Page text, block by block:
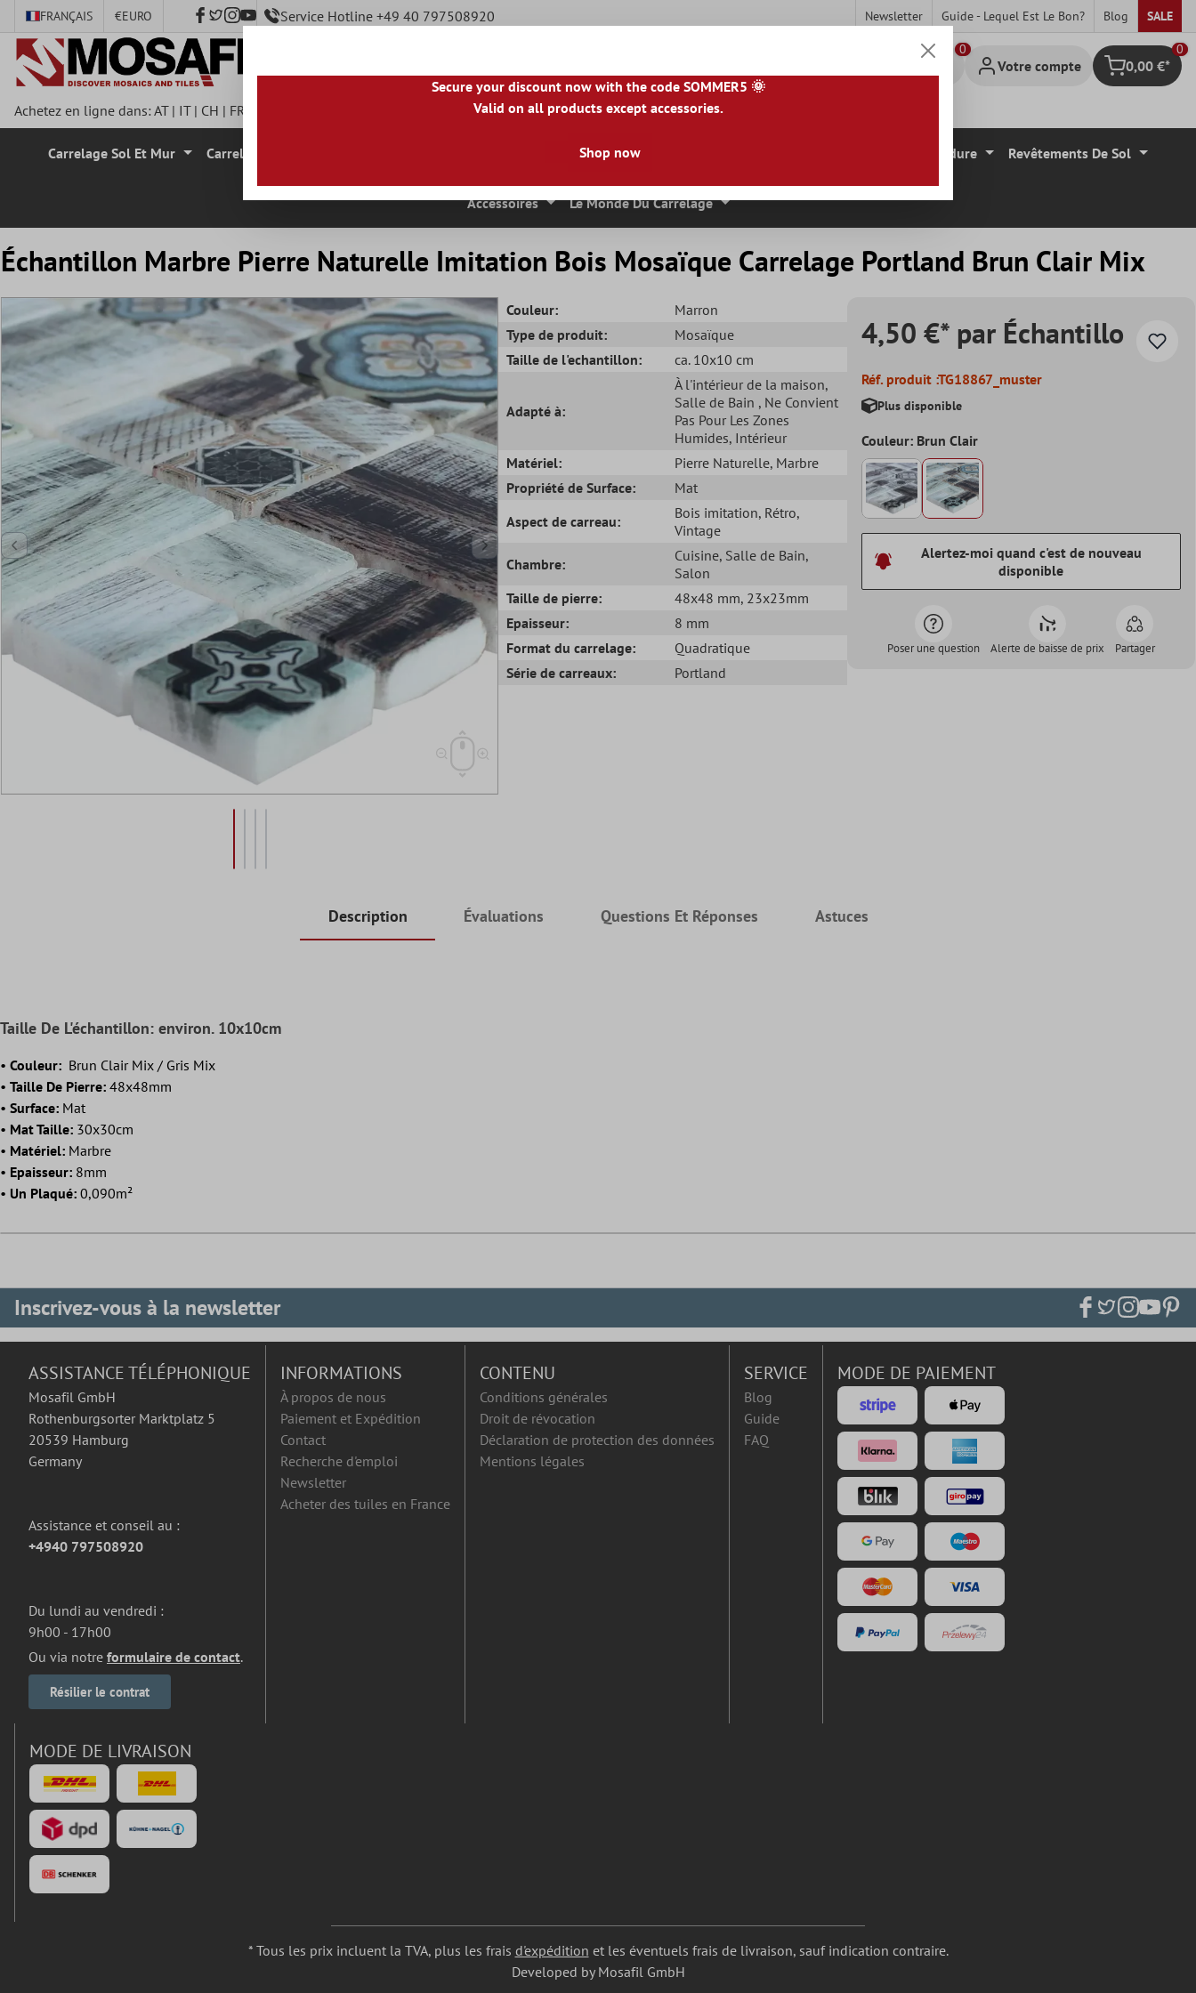
principal
FRANÇAIS €EURO Service Hotline +49 40 797508920 Newsletter Guide - Lequel Est Le Bon? Blog SALE
Votre compte Panier
0
0,00 €*
Achetez en ligne dans:AT| IT| CH | FR ES|PL|PT| FI|GR|RO|NO|HU|BG|HR
Carrelage Sol Et Mur Carrelage Mural Carreaux En Pierre Naturelle Carrelage Mural Bordure Revêtements De Sol
Accessoires Le Monde Du Carrelage
Échantillon Marbre Pierre Naturelle Imitation Bois Mosaïque Carrelage Portland Brun Clair Mix
Couleur:
Marron
Type de produit:
Mosaïque
Taille de l'echantillon:
ca. 10x10 cm
Adapté à:
À l'intérieur de la maison,
Salle de Bain , Ne Convient
Pas Pour Les Zones
Humides, Intérieur
Matériel:
Pierre Naturelle, Marbre
Propriété de Surface:
Mat
Aspect de carreau:
Bois imitation, Rétro,
Vintage
Chambre:
Cuisine, Salle de Bain,
Salon
Taille de pierre:
48x48 mm, 23x23mm
Epaisseur:
8 mm
Format du carrelage:
Quadratique
Série de carreaux:
Portland
4,50 €* par Échantillo
Réf. produit :TG18867_muster
Plus disponible
Couleur: Brun Clair
Alertez-moi quand c'est de nouveau
disponible
Poser une question Alerte de baisse de prix Partager
Description Évaluations Questions Et Réponses Astuces
Taille De L'échantillon: environ. 10x10cm
• Couleur: Brun Clair Mix / Gris Mix
• Taille De Pierre: 48x48mm
• Surface: Mat
• Mat Taille: 30x30cm
• Matériel: Marbre
• Epaisseur: 8mm
• Un Plaqué: 0,090m²
Inscrivez-vous à la newsletter
ASSISTANCE TÉLÉPHONIQUE
Mosafil GmbH
Rothenburgsorter Marktplatz 5
20539 Hamburg
Germany
Assistance et conseil au :
+4940 797508920
Du lundi au vendredi :
9h00 - 17h00
Ou via notre formulaire de contact.
Résilier le contrat
INFORMATIONS
À propos de nous
Paiement et Expédition
Contact
Recherche d'emploi
Newsletter
Acheter des tuiles en France
CONTENU
Conditions générales
Droit de révocation
Déclaration de protection des données
Mentions légales
SERVICE
Blog
Guide
FAQ
MODE DE PAIEMENT
MODE DE LIVRAISON
* Tous les prix incluent la TVA, plus les frais d'expédition et les éventuels frais de livraison, sauf indication contraire.
Developed by Mosafil GmbH
Secure your discount now with the code SOMMER5 🌞
Valid on all products except accessories.
Shop now